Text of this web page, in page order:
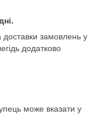
доставки замовлень у
додатково
може вказати у